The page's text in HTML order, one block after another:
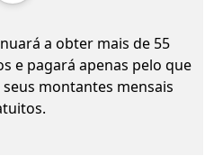
a obter mais de 55
e pagará apenas pelo que
montantes mensais